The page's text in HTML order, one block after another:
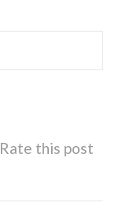
Rate this post